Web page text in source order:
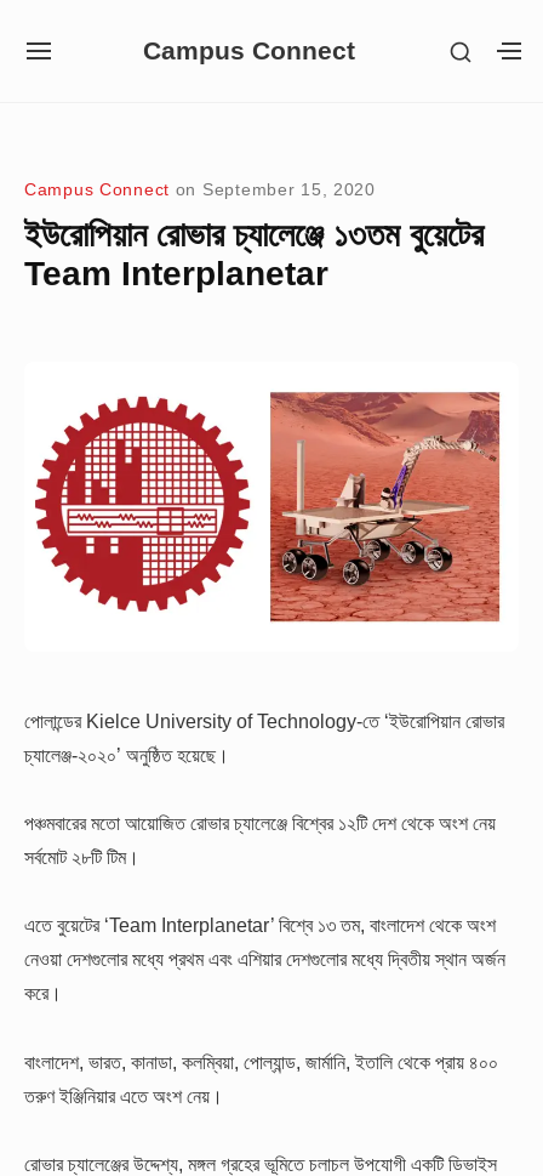
Campus Connect
SITE
SHOW
Campus Connect on September 15, 2020
ইউরোপিয়ান রোভার চ্যালেঞ্জে ১৩তম বুয়েটের
Team Interplanetar
পোলান্ডের Kielce University of Technology-তে ‘ইউরোপিয়ান রোভার
চ্যালেঞ্জ-২০২০’ অনুষ্ঠিত হয়েছে।
পঞ্চমবারের মতো আয়োজিত রোভার চ্যালেঞ্জে বিশ্বের ১২টি দেশ থেকে অংশ নেয়
সর্বমোট ২৮টি টিম।
এতে বুয়েটের ‘Team Interplanetar’ বিশ্বে ১৩ তম, বাংলাদেশ থেকে অংশ
নেওয়া দেশগুলোর মধ্যে প্রথম এবং এশিয়ার দেশগুলোর মধ্যে দ্বিতীয় স্থান অর্জন
করে।
বাংলাদেশ, ভারত, কানাডা, কলম্বিয়া, পোল্যান্ড, জার্মানি, ইতালি থেকে প্রায় ৪০০
তরুণ ইঞ্জিনিয়ার এতে অংশ নেয়।
রোভার চ্যালেঞ্জের উদ্দেশ্য, মঙ্গল গ্রহের ভূমিতে চলাচল উপযোগী একটি ডিভাইস